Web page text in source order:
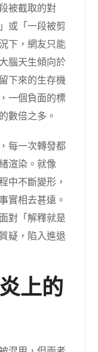
被截取的對
或「一段被剪
下，網友只能
腦天生傾向於
下來的生存機
一個負面的標
數倍之多。
每一次轉發都
渲染。就像
中不斷變形，
實相去甚遠。
對「解釋就是
疑，陷入進退
上的